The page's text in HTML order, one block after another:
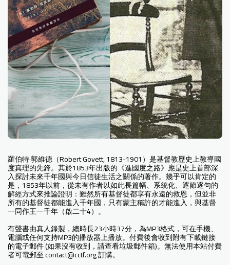
羅伯特·郭維德（Robert Govett, 1813-1901）是基督教歷史上教導國
度真理的先鋒。其於1853年出版的《進國度之路》應是史上首部深
入探討未來千年國與今日信徒生活之關係的著作。幾乎可以肯定的
是，1853年以前，從未有作者以如此長篇幅、系統化、逐節逐句的
解經方式來推論證明：雖然所有基督徒都享有永遠的救恩，但並非
所有的基督徒都能進入千年國，只有蒙主稱許的才能進入，與基督
一同作王一千年（啟二十4）。
有聲書由真人錄製，總時長23小時37分，為MP3格式，可在手機、
電腦或任何支持MP3的播放器上播放。付費後會收到附有下載鏈接
的電子郵件 (如果沒有收到，請查看垃圾郵件箱)。無法使用本站付費
者可電郵至 contact@cctf.org 訂購。